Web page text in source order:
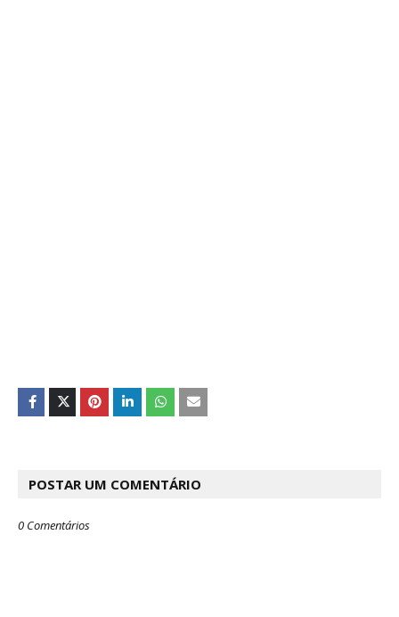
POSTAR UM COMENTÁRIO
0 Comentários